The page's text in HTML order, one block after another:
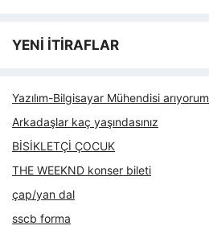
YENİ İTİRAFLAR
Yazılım-Bilgisayar Mühendisi arıyorum
Arkadaşlar kaç yaşındasınız
BİSİKLETÇİ ÇOCUK
THE WEEKND konser bileti
çap/yan dal
sscb forma